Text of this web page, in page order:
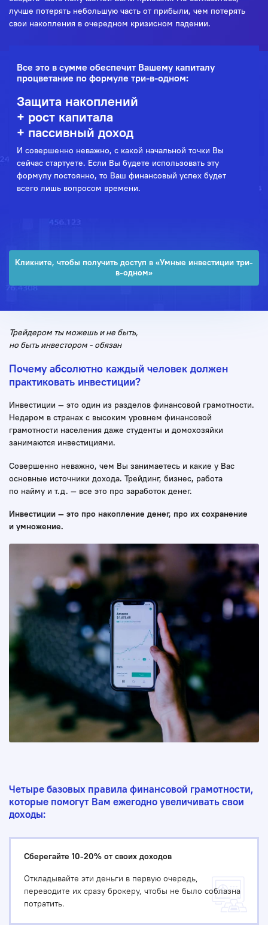
лучше потерять небольшую часть от прибыли, чем потерять
свои накопления в очередном кризисном падении.
Все это в сумме обеспечит Вашему капиталу
процветание по формуле три-в-одном:
Защита накоплений
+ рост капитала
+ пассивный доход
И совершенно неважно, с какой начальной точки Вы
сейчас стартуете. Если Вы будете использовать эту
формулу постоянно, то Ваш финансовый успех будет
всего лишь вопросом времени.
Кликните, чтобы получить доступ в «Умные инвестиции три-
в-одном»
Трейдером ты можешь и не быть,
но быть инвестором - обязан
Почему абсолютно каждый человек должен
практиковать инвестиции?
Инвестиции — это один из разделов финансовой грамотности.
Недаром в странах с высоким уровнем финансовой
грамотности населения даже студенты и домохозяйки
занимаются инвестициями.
Совершенно неважно, чем Вы занимаетесь и какие у Вас
основные источники дохода. Трейдинг, бизнес, работа
по найму и т.д. — все это про заработок денег.
Инвестиции — это про накопление денег, про их сохранение
и умножение.
Четыре базовых правила финансовой грамотности,
которые помогут Вам ежегодно увеличивать свои
доходы:
Сберегайте 10-20% от своих доходов
Откладывайте эти деньги в первую очередь,
переводите их сразу брокеру, чтобы не было соблазна
потратить.